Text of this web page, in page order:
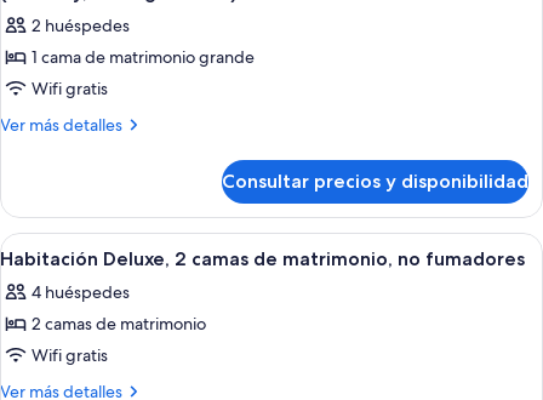
w
grab
bars)
no
fumadores
(Mobility,tub
grab
bars)
las
fotos
de
Habitación,
1
matrimonio
grande,
no
fumadores
(Mobility,tub
w
2 huéspedes
1 cama de matrimonio grande
Wifi gratis
Ver más detalles
Más
1
cama
de
grande,
no
(Mobility,tub
w
Consultar precios y disponibilidad
Abrir
todas
las
fotos
de
Habitación
Habitación de hotel con una cama
11
Habitación Deluxe, 2 camas de matrimonio, no fumadores
4 huéspedes
2 camas de matrimonio
Wifi gratis
Ver más detalles
Más